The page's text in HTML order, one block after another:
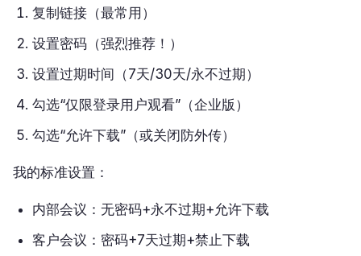
复制链接（最常用）
设置密码（强烈推荐！）
设置过期时间（7天/30天/永不过期）
勾选“仅限登录用户观看”（企业版）
勾选“允许下载”（或关闭防外传）
我的标准设置：
内部会议：无密码+永不过期+允许下载
客户会议：密码+7天过期+禁止下载